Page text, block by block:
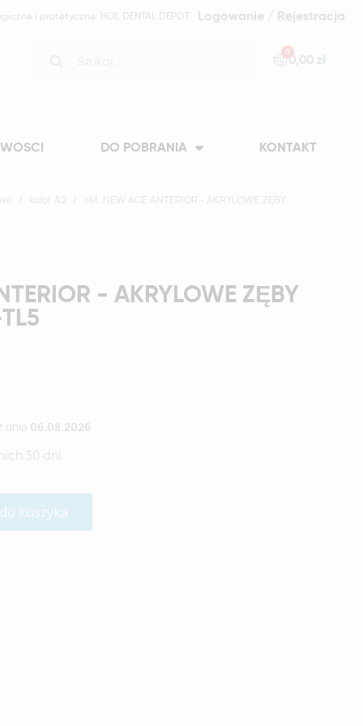
i protetyczne: HOL DENTAL DEPOT Logowanie / Rejestracja
0,00 zł
DO POBRANIA KONTAKT
kolor A2 YM. NEW ACE ANTERIOR - AKRYLOWE ZĘBY
- AKRYLOWE ZĘBY
dnia 06.08.2026
30 dni
koszyka